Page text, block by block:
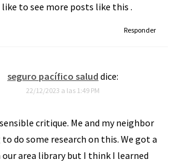
to see more posts like this .
Responder
seguro pacífico salud dice:
22/12/2023 a las 1:49 PM
critique. Me and my neighbor
do some research on this. We got a
area library but I think I learned